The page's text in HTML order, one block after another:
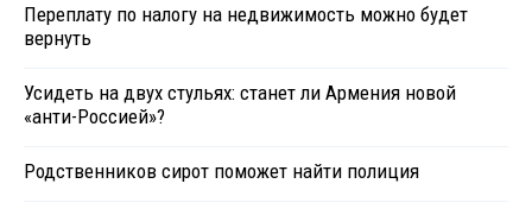
Переплату по налогу на недвижимость можно будет
вернуть
Усидеть на двух стульях: станет ли Армения новой
«анти-Россией»?
Родственников сирот поможет найти полиция